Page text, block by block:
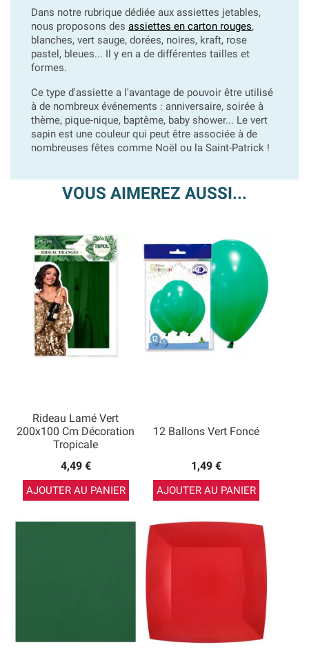
Dans notre rubrique dédiée aux assiettes jetables,
nous proposons des assiettes en carton rouges,
blanches, vert sauge, dorées, noires, kraft, rose
pastel, bleues... Il y en a de différentes tailles et
formes.
Ce type d'assiette a l'avantage de pouvoir être utilisé
à de nombreux événements : anniversaire, soirée à
thème, pique-nique, baptême, baby shower... Le vert
sapin est une couleur qui peut être associée à de
nombreuses fêtes comme Noël ou la Saint-Patrick !
VOUS AIMEREZ AUSSI...
Rideau Lamé Vert
200x100 Cm Décoration
Tropicale
4,49 €
AJOUTER AU PANIER
12 Ballons Vert Foncé
1,49 €
AJOUTER AU PANIER